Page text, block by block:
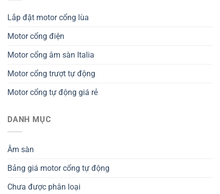
Lắp đặt motor cổng lùa
Motor cổng điện
Motor cổng âm sàn Italia
Motor cổng trượt tự động
Motor cổng tự động giá rẻ
DANH MỤC
Âm sàn
Bảng giá motor cổng tự động
Chưa được phân loại